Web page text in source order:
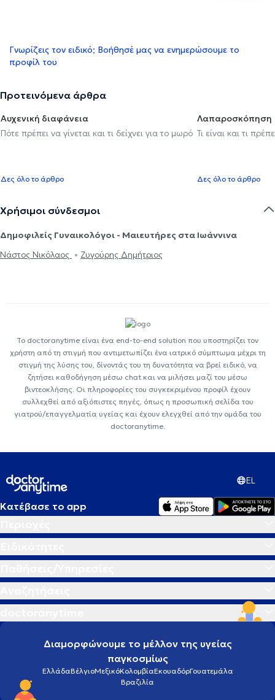
Γνωρίζεις τον ειδικό; Βοήθησέ μας να ενημερώσουμε το
προφίλ του
Προτεινόμενα άρθρα
Αυχενική διαφάνεια
Πότε πρέπει να γίνεται και τι δείχνει για το μωρό
Δες όλο το άρθρο
Λαπαροσκόπηση
Τι είναι και τι
Δες όλο το άρθρο
Χρήσιμοι σύνδεσμοι
Δημοφιλείς Γυναικολόγοι - Μαιευτήρες στα Ιωάννινα
Νάστος Νικόλαος
Ζυγούρης Δημήτριος
Το doctoranytime είναι ένα end-to-end solution που υποστηρίζει τον
χρήστη από τη στιγμή που αντιμετωπίζει ένα ιατρικό σύμπτωμα μέχρι τη
στιγμή της λύσης του, δίνοντάς του τη δυνατότητα να βρεί ειδικό, να
ζητήσει καθοδήγηση μέσω chat και να μιλήσει μαζί του μέσω
βιντεοκλήσης. Οι πληροφορίες του συγκεκριμένου προφίλ έχουν
συλλεχθεί από αξιόπιστες πηγές, όπως η προσωπική σελίδα του
γιατρού/επαγγελματία υγείας και έχουν ελεγχθεί από την ομάδα του
doctoranytime.
EL
Κατέβασε το app
Διαμορφώνουμε το μέλλον της υγείας
παγκοσμίως
ΕλλάδαΒέλγιοΜεξικόΚολομβίαΕκουαδόρΓουατεμάλα
Βραζιλία